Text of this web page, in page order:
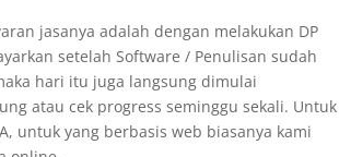
jasanya adalah dengan melakukan DP
setelah Software / Penulisan sudah
hari itu juga langsung dimulai
atau cek progress seminggu sekali. Untuk
untuk yang berbasis web biasanya kami